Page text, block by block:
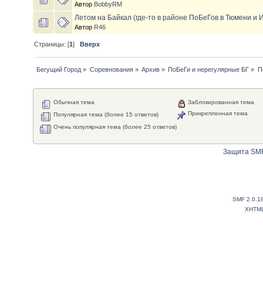
Автор BobbyRM
Летом на Байкал (где-то в районе ПоБеГов в Тюмени и
Автор R46
Страницы: [1] Вверх
Бегущий Город » Соревнования» Архив » ПоБеГи и нерегулярные БГ »
Обычная тема
Популярная тема (более 15 ответов)
Очень популярная тема (более 25 ответов)
Заблокированная тема
Прикрепленная тема
Защита
SMF